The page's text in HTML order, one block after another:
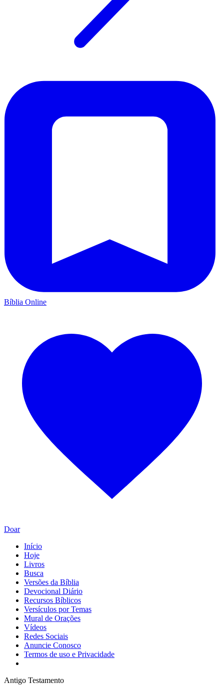
Bíblia Online
Doar
Início
Hoje
Livros
Busca
Versões da Bíblia
Devocional Diário
Recursos Bíblicos
Versículos por Temas
Mural de Orações
Vídeos
Redes Sociais
Anuncie Conosco
Termos de uso e Privacidade
Antigo Testamento